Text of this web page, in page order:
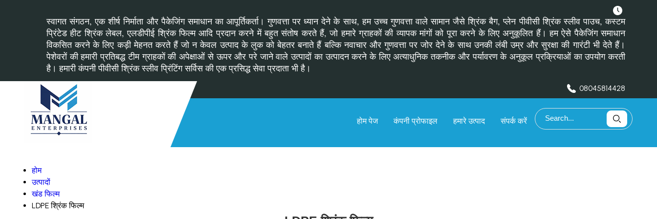
स्वागत संगठन, एक शीर्ष निर्माता और पैकेजिंग समाधान का आपूर्तिकर्ता। गुणवत्ता पर ध्यान देने के साथ, हम उच्च गुणवत्ता वाले सामान जैसे श्रिंक बैग, प्लेन पीवीसी श्रिंक स्लीव पाउच, कस्टम
प्रिंटेड हीट श्रिंक लेबल, एलडीपीई श्रिंक फिल्म आदि प्रदान करने में बहुत संतोष करते हैं, जो हमारे ग्राहकों की व्यापक मांगों को पूरा करने के लिए अनुकूलित हैं। हम ऐसे पैकेजिंग समाधान
विकसित करने के लिए कड़ी मेहनत करते हैं जो न केवल उत्पाद के लुक को बेहतर बनाते हैं बल्कि नवाचार और गुणवत्ता पर जोर देने के साथ उनकी लंबी उम्र और सुरक्षा की गारंटी भी देते हैं।
पेशेवरों की हमारी प्रतिबद्ध टीम ग्राहकों की अपेक्षाओं से ऊपर और परे जाने वाले उत्पादों का उत्पादन करने के लिए अत्याधुनिक तकनीक और पर्यावरण के अनुकूल प्रक्रियाओं का उपयोग करती
है। हमारी कंपनी पीवीसी श्रिंक स्लीव प्रिंटिंग सर्विस की एक प्रसिद्ध सेवा प्रदाता भी है।
08045814428
होम पेज कंपनी प्रोफाइल हमारे उत्पाद संपर्क करें
होम
उत्पादों
खंड फिल्म
LDPE श्रिंक फिल्म